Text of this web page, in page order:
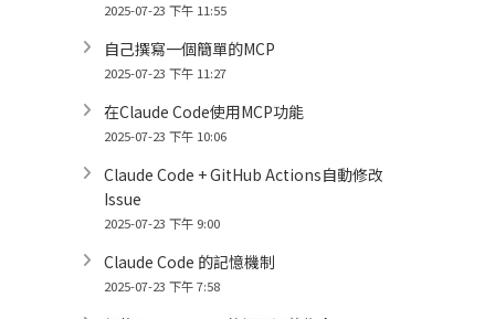
2025-07-23 下午 11:55
自己撰寫一個簡單的MCP
2025-07-23 下午 11:27
在Claude Code使用MCP功能
2025-07-23 下午 10:06
Claude Code + GitHub Actions自動修改
Issue
2025-07-23 下午 9:00
Claude Code 的記憶機制
2025-07-23 下午 7:58